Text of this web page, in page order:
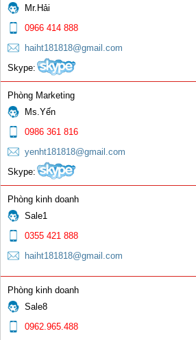
Mr.Hải
0966 414 888
haiht181818@gmail.com
Skype:
Phòng Marketing
Ms.Yến
0986 361 816
yenht181818@gmail.com
Skype:
Phòng kinh doanh
Sale1
0355 421 888
haiht181818@gmail.com
Phòng kinh doanh
Sale8
0962.965.488